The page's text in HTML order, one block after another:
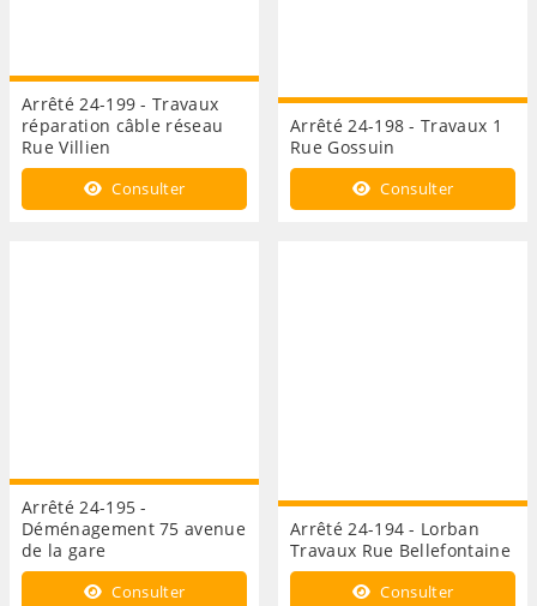
Arrêté 24-199 - Travaux
réparation câble réseau
Rue Villien
Consulter
Arrêté 24-198 - Travaux 1
Rue Gossuin
Consulter
Arrêté 24-195 -
Déménagement 75 avenue
de la gare
Consulter
Arrêté 24-194 - Lorban
Travaux Rue Bellefontaine
Consulter